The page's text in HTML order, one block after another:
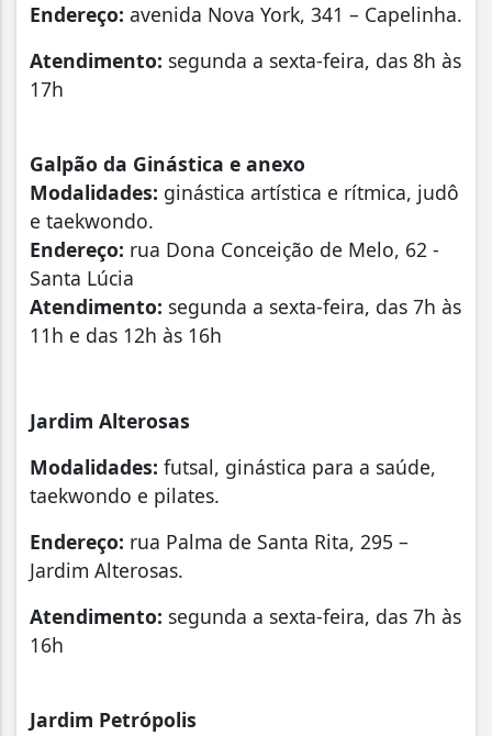
Endereço: avenida Nova York, 341 – Capelinha.
Atendimento: segunda a sexta-feira, das 8h às
17h
Galpão da Ginástica e anexo
Modalidades: ginástica artística e rítmica, judô
e taekwondo.
Endereço: rua Dona Conceição de Melo, 62 -
Santa Lúcia
Atendimento: segunda a sexta-feira, das 7h às
11h e das 12h às 16h
Jardim Alterosas
Modalidades: futsal, ginástica para a saúde,
taekwondo e pilates.
Endereço: rua Palma de Santa Rita, 295 –
Jardim Alterosas.
Atendimento: segunda a sexta-feira, das 7h às
16h
Jardim Petrópolis